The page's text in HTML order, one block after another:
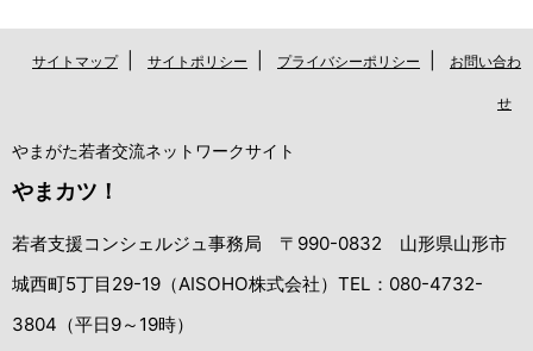
サイトマップ サイトポリシー プライバシーポリシー お問い合わ
せ
やまがた若者交流ネットワークサイト
やまカツ！
若者支援コンシェルジュ事務局 〒990-0832 山形県山形市
城西町5丁目29-19（AISOHO株式会社）TEL：080-4732-
3804（平日9～19時）